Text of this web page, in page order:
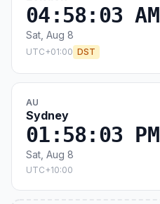
04:58:03 AM
Sat, Aug 8
UTC+01:00 DST
AU
Sydney
01:58:03 PM
Sat, Aug 8
UTC+10:00